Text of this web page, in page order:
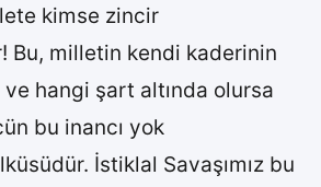
kimse zincir
Bu, milletin kendi kaderinin
hangi şart altında olursa
bu inancı yok
İstiklal Savaşımız bu